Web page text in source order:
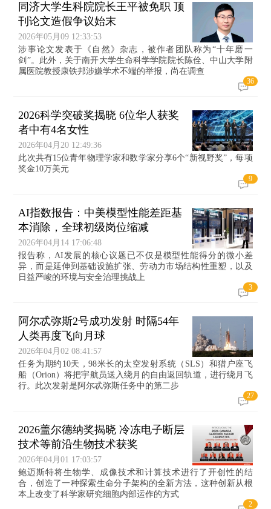
同济大学生科院院长王平被免职 顶
刊论文造假争议始末
2026年05月09 12:33:53
涉事论文发表于《自然》杂志，被作者团队称为“十年磨一
剑”。此外，关于南开大学生命科学学院院长陈佺、中山大学附
属医院教授康铁邦涉嫌学术不端的举报，尚在调查
36
2026科学突破奖揭晓 6位华人获奖
者中有4名女性
2026年04月20 12:49:36
此次共有15位青年物理学家和数学家分享6个“新视野奖”，每项
奖金10万美元
9
AI指数报告：中美模型性能差距基
本消除，全球初级岗位缩减
2026年04月14 17:06:48
报告称，AI发展的核心议题已不仅是模型性能得分的微小差
异，而是延伸到基础设施扩张、劳动力市场结构性重塑，以及
日益严峻的环境与安全治理挑战上
3
阿尔忒弥斯2号成功发射 时隔54年
人类再度飞向月球
2026年04月02 08:41:57
任务为期约10天，98米长的太空发射系统（SLS）和猎户座飞
船（Orion）将把宇航员送入绕月的自由返回轨道，进行绕月飞
行。此次发射是阿尔忒弥斯任务中的第二步
27
2026盖尔德纳奖揭晓 冷冻电子断层
技术等前沿生物技术获奖
2026年04月01 17:03:57
鲍迈斯特将生物学、成像技术和计算技术进行了开创性的结
合，创造了一种探索生命分子架构的全新方法，这种创新从根
本上改变了科学家研究细胞内部运作的方式
2